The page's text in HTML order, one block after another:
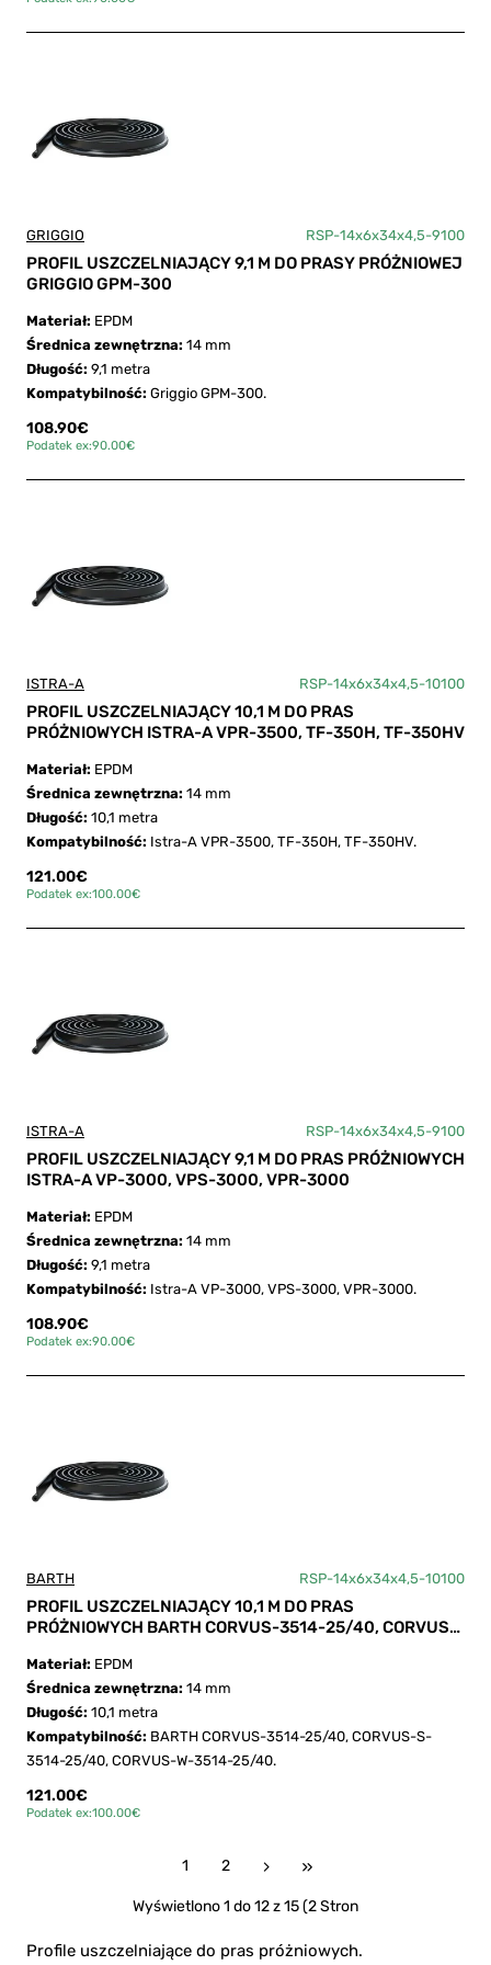
GRIGGIO RSP-14x6x34x4,5-9100
PROFIL USZCZELNIAJĄCY 9,1 M DO PRASY PRÓŻNIOWEJ
GRIGGIO GPM-300
Materiał: EPDM
Średnica zewnętrzna: 14 mm
Długość: 9,1 metra
Kompatybilność: Griggio GPM-300.
108.90€
Podatek ex:90.00€
ISTRA-A RSP-14x6x34x4,5-10100
PROFIL USZCZELNIAJĄCY 10,1 M DO PRAS
PRÓŻNIOWYCH ISTRA-A VPR-3500, TF-350H, TF-350HV
Materiał: EPDM
Średnica zewnętrzna: 14 mm
Długość: 10,1 metra
Kompatybilność: Istra-A VPR-3500, TF-350H, TF-350HV.
121.00€
Podatek ex:100.00€
ISTRA-A RSP-14x6x34x4,5-9100
PROFIL USZCZELNIAJĄCY 9,1 M DO PRAS PRÓŻNIOWYCH
ISTRA-A VP-3000, VPS-3000, VPR-3000
Materiał: EPDM
Średnica zewnętrzna: 14 mm
Długość: 9,1 metra
Kompatybilność: Istra-A VP-3000, VPS-3000, VPR-3000.
108.90€
Podatek ex:90.00€
BARTH RSP-14x6x34x4,5-10100
PROFIL USZCZELNIAJĄCY 10,1 M DO PRAS
PRÓŻNIOWYCH BARTH CORVUS-3514-25/40, CORVUS-
Materiał: EPDM
Średnica zewnętrzna: 14 mm
Długość: 10,1 metra
Kompatybilność: BARTH CORVUS-3514-25/40, CORVUS-S-
3514-25/40, CORVUS-W-3514-25/40.
121.00€
Podatek ex:100.00€
1 2
Wyświetlono 1 do 12 z 15 (2 Stron
Profile uszczelniające do pras próżniowych.